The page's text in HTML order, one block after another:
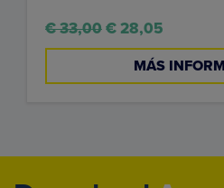
€ 33,00€ 28,05
MÁS